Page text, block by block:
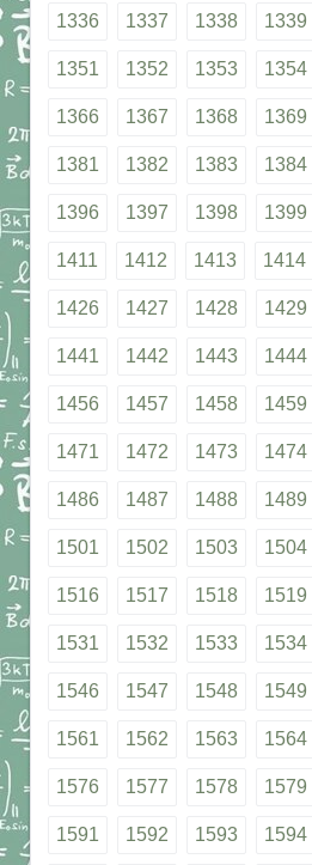
1336 1337 1338 1339
1351 1352 1353 1354
1366 1367 1368 1369
1381 1382 1383 1384
1396 1397 1398 1399
1411 1412 1413 1414
1426 1427 1428 1429
1441 1442 1443 1444
1456 1457 1458 1459
1471 1472 1473 1474
1486 1487 1488 1489
1501 1502 1503 1504
1516 1517 1518 1519
1531 1532 1533 1534
1546 1547 1548 1549
1561 1562 1563 1564
1576 1577 1578 1579
1591 1592 1593 1594